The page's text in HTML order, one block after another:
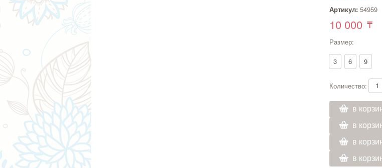
Артикул: 54959
10 000
Размер:
3 6 9
Количество:
в
в
в
в